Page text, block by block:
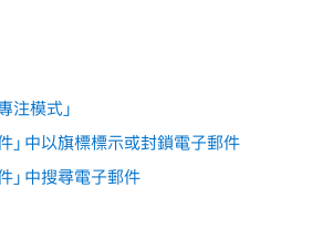
注模式」
」中以旗標標示或封鎖電子郵件
」中搜尋電子郵件